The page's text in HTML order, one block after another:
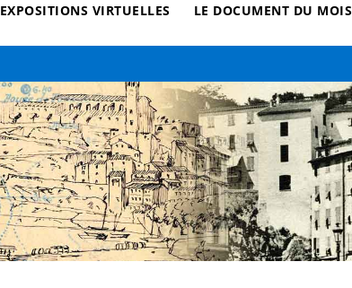
EXPOSITIONS VIRTUELLES LE DOCUMENT DU MOIS